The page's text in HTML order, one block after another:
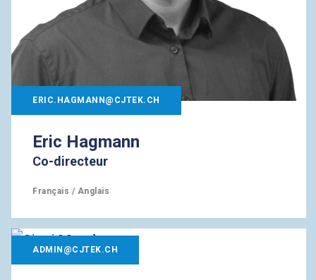
ERIC.HAGMANN@CJTEK.CH
Eric Hagmann
Co-directeur
Français / Anglais
ADMIN@CJTEK.CH